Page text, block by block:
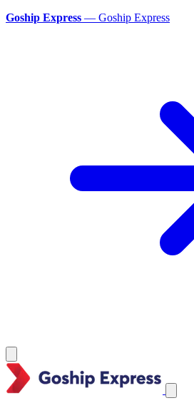
Goship Express — Goship Express